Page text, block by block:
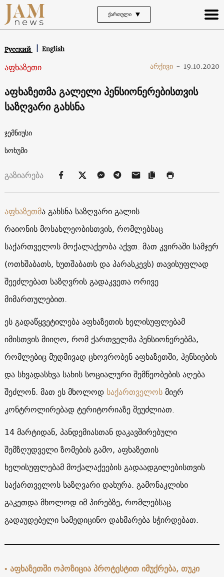
ᲥᲐᲠᲗᲣᲚᲘ
Русский English
აფხაზეთი არქივი - 19.10.2020
აფხაზეთმა გალელი პენსიონერებისთვის
საზღვარი გახსნა
ჯემნიუსი
სოხუმი
გაზიარება
აფხაზეთმა გახსნა საზღვარი გალის
რაიონის მოსახლეობისთვის, რომლებსაც
საქართველოს მოქალაქეობა აქვთ. მათ კვირაში სამჯერ
(ოთხშაბათს, ხუთშაბათს და პარასკევს) თავისუფლად
შეეძლებათ საზღვრის გადაკვეთა ორივე
მიმართულებით.
ეს გადაწყვეტილება აფხაზეთის ხელისუფლებამ
იმისთვის მიიღო, რომ ქართველმა პენსიონერებმა,
რომლებიც მუდმივად ცხოვრობენ აფხაზეთში, პენსიების
და სხვადასხვა სახის სოციალური შემწეობების აღება
შეძლონ. მათ ეს მხოლოდ საქართველოსმიერ
კონტროლირებად ტერიტორიაზე შეუძლიათ.
14 მარტიდან, პანდემიასთან დაკავშირებული
შემზღუდველი ზომების გამო, აფხაზეთის
ხელისუფლებამ მოქალაქეების გადაადგილებისთვის
საქართველოს საზღვარი დახურა. გამონაკლისი
გაკეთდა მხოლოდ იმ პირებზე, რომლებსაც
გადაუდებელი სამედიცინო დახმარება სჭირდებათ.
• აფხაზეთში ოპოზიცია პროტესტით იმუქრება, თუკი